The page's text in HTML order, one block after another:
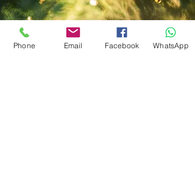
Phone Email Facebook WhatsApp